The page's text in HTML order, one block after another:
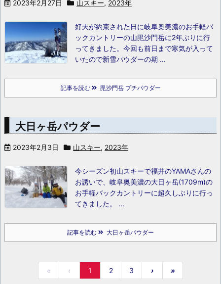
2023年2月27日 山スキー, 2023年
好天が約束された日に岐阜奥美濃のお手軽バ
ックカントリーの山毘沙門岳に2年ぶりに行
ってきました。 今回も前日まで寒気が入って
いたので新雪パウダーの期 ...
記事を読む 毘沙門岳 プチパウダー
大日ヶ岳パウダー
2023年2月3日 山スキー, 2023年
今シーズン初山スキーで福井のYAMAさんの
お誘いで、岐阜奥美濃の大日ヶ岳(1709m)の
お手軽バックカントリーに超久しぶりに行っ
てきました。
...
記事を読む 大日ヶ岳パウダー
« ‹ 1 2 3 › »